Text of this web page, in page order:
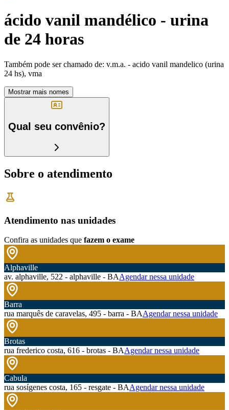
ácido vanil mandélico - urina
de 24 horas
Também pode ser chamado de: v.m.a. - acido vanil mandelico (urina
24 hs), vma
Mostrar mais nomes
Qual seu convênio?
Sobre o atendimento
Atendimento nas unidades
Confira as unidades que fazem o exame
Alphaville
av. alphaville, 522 - alphaville - BAAgendar nessa unidade
Barra
rua marquês de caravelas, 495 - barra - BAAgendar nessa unidade
Brotas
rua frederico costa, 616 - brotas - BAAgendar nessa unidade
Cabula
rua sosígenes costa, 165 - resgate - BAAgendar nessa unidade